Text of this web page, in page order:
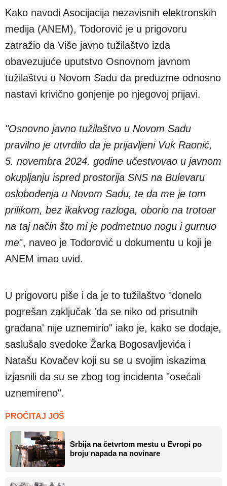
Kako navodi Asocijacija nezavisnih elektronskih
medija (ANEM), Todorović je u prigovoru
zatražio da Više javno tužilaštvo izda
obavezujuće uputstvo Osnovnom javnom
tužilaštvu u Novom Sadu da preduzme odnosno
nastavi krivično gonjenje po njegovoj prijavi.
"Osnovno javno tužilaštvo u Novom Sadu
pravilno je utvrdilo da je prijavljeni Vuk Raonić,
5. novembra 2024. godine učestvovao u javnom
okupljanju ispred prostorija SNS na Bulevaru
oslobođenja u Novom Sadu, te da me je tom
prilikom, bez ikakvog razloga, oborio na trotoar
na taj način što mi je podmetnuo nogu i gurnuo
me", naveo je Todorović u dokumentu u koji je
ANEM imao uvid.
U prigovoru piše i da je to tužilaštvo "donelo
pogrešan zaključak 'da se niko od prisutnih
građana' nije uznemirio" iako je, kako se dodaje,
saslušalo svedoke Žarka Bogosavljevića i
Natašu Kovačev koji su se u svojim iskazima
izjasnili da su se zbog tog incidenta "osećali
uznemireno".
PROČITAJ JOŠ
Srbija na četvrtom mestu u Evropi po
broju napada na novinare